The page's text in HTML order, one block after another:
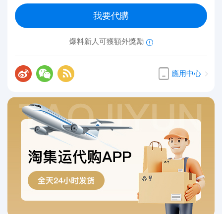
我要代購
爆料新人可獲額外獎勵
應用中心